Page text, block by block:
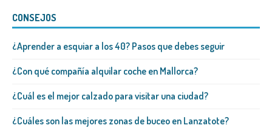
CONSEJOS
¿Aprender a esquiar a los 40? Pasos que debes seguir
¿Con qué compañía alquilar coche en Mallorca?
¿Cuál es el mejor calzado para visitar una ciudad?
¿Cuáles son las mejores zonas de buceo en Lanzatote?